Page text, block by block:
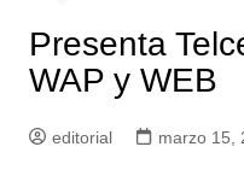
Presenta
WAP y WEB
editorial marzo 15,